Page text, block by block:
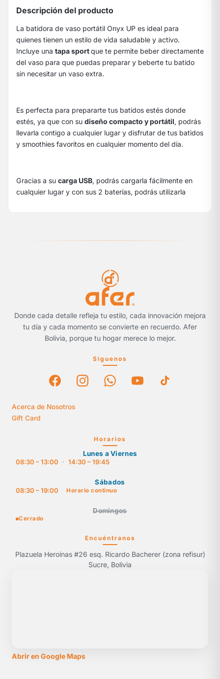
Descripción del producto
La batidora de vaso portátil Onyx UP es ideal para
quienes tienen un estilo de vida saludable y activo.
Incluye una tapa sportque te permite beber directamente
del vaso para que puedas preparar y beberte tu batido
sin necesitar un vaso extra.
Es perfecta para prepararte tus batidos estés donde
estés, ya que con su diseño compacto y portátil, podrás
llevarla contigo a cualquier lugar y disfrutar de tus batidos
y smoothies favoritos en cualquier momento del día.
Gracias a su carga USB, podrás cargarla fácilmente en
cualquier lugar y con sus 2 baterías, podrás utilizarla
Donde cada detalle refleja tu estilo, cada innovación mejora
tu día y cada momento se convierte en recuerdo. Afer
Bolivia, porque tu hogar merece lo mejor.
Síguenos
Acerca de Nosotros
Gift Card
Horarios
Lunes a Viernes
08:30 – 13:00
· 14:30 – 19:45
Sábados
08:30 – 19:00
Horario continuo
Domingos
Cerrado
Encuéntranos
Plazuela Heroínas #26 esq. Ricardo Bacherer (zona refisur)
Sucre, Bolivia
Abrir en Google Maps